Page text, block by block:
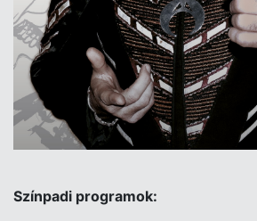
Színpadi programok: